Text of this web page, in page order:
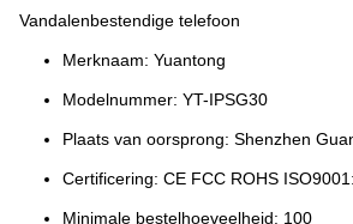
Vandalenbestendige telefoon
Merknaam: Yuantong
Modelnummer: YT-IPSG30
Plaats van oorsprong: Shenzhen
Certificering: CE FCC ROHS
Minimale bestelhoeveelheid: 100